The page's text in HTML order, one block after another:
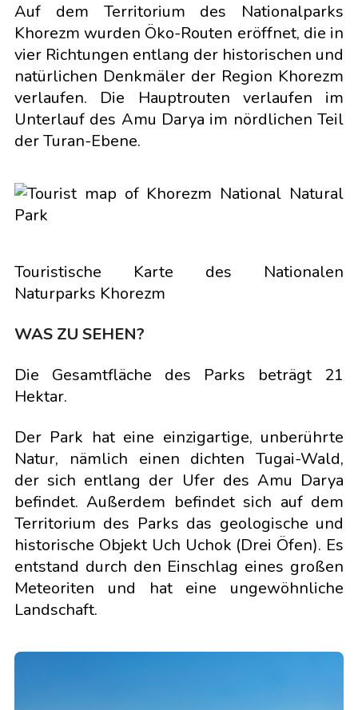
Auf dem Territorium des Nationalparks
Khorezm wurden Öko-Routen eröffnet, die in
vier Richtungen entlang der historischen und
natürlichen Denkmäler der Region Khorezm
verlaufen. Die Hauptrouten verlaufen im
Unterlauf des Amu Darya im nördlichen Teil
der Turan-Ebene.
Touristische Karte des Nationalen
Naturparks Khorezm
WAS ZU SEHEN?
Die Gesamtfläche des Parks beträgt 21
Hektar.
Der Park hat eine einzigartige, unberührte
Natur, nämlich einen dichten Tugai-Wald,
der sich entlang der Ufer des Amu Darya
befindet. Außerdem befindet sich auf dem
Territorium des Parks das geologische und
historische Objekt Uch Uchok (Drei Öfen). Es
entstand durch den Einschlag eines großen
Meteoriten und hat eine ungewöhnliche
Landschaft.